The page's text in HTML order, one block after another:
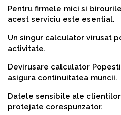
Pentru firmele mici si
acest serviciu este esential.
Un singur calculator virusat
activitate.
Devirusare calculator
asigura continuitatea muncii.
Datele sensibile ale
protejate corespunzator.